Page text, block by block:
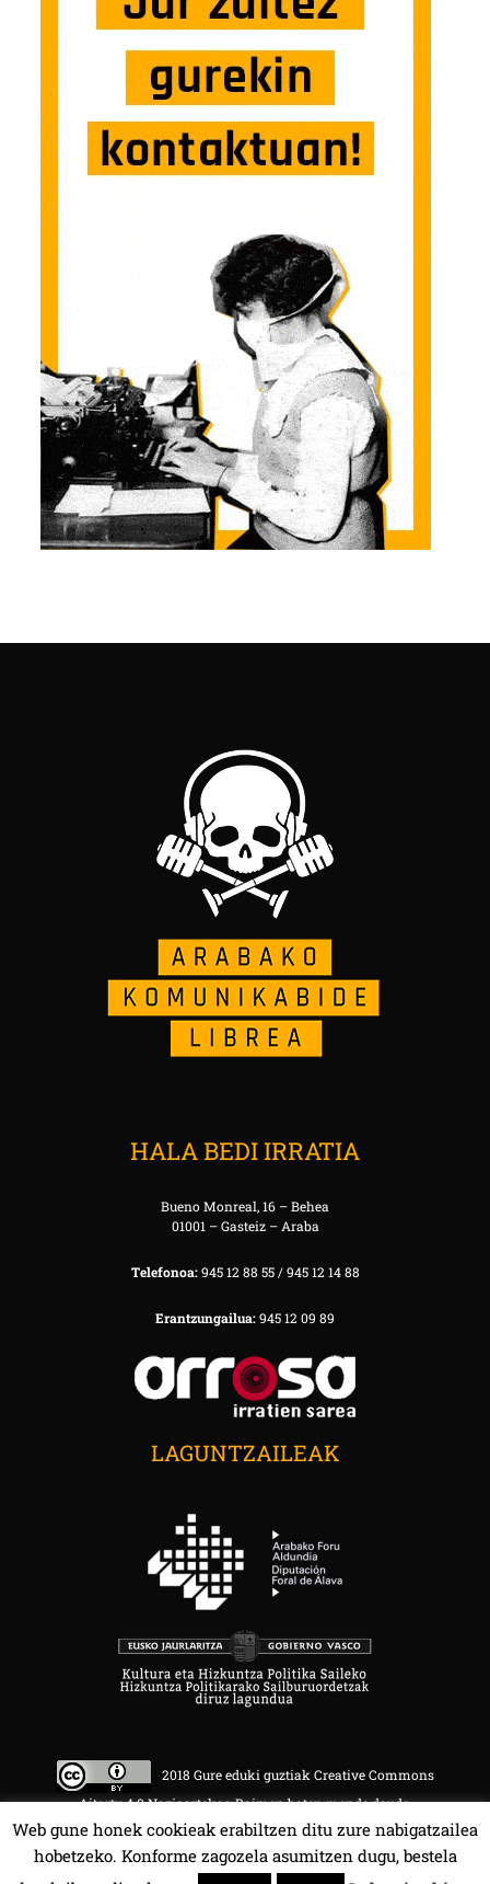
HALA BEDI IRRATIA
Bueno Monreal, 16 – Behea
01001 – Gasteiz – Araba
Telefonoa:945 12 88 55 / 945 12 14 88
Erantzungailua:945 12 09 89
LAGUNTZAILEAK
2018 Gure eduki guztiak Creative Commons
Aitortu 4.0 Nazioartekoa Baimen baten mende daude.
Web gune honek cookieak erabiltzen ditu zure nabigatzailea
hobetzeko. Konforme zagozela asumitzen dugu, bestela